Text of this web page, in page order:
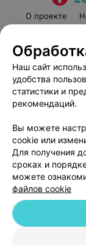
О проекте
© 2026 ООО «Артокс
Наш сайт
удобства
статистики и
рекомендаций.
Вы можете
cookie или
Для получения
сроках и
можете
файлов cookie